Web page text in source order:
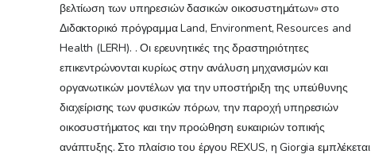
βελτίωση των υπηρεσιών δασικών οικοσυστημάτων» στο
Διδακτορικό πρόγραμμα Land, Environment, Resources and
Health (LERH). . Οι ερευνητικές της δραστηριότητες
επικεντρώνονται κυρίως στην ανάλυση μηχανισμών και
οργανωτικών μοντέλων για την υποστήριξη της υπεύθυνης
διαχείρισης των φυσικών πόρων, την παροχή υπηρεσιών
οικοσυστήματος και την προώθηση ευκαιριών τοπικής
ανάπτυξης. Στο πλαίσιο του έργου REXUS, η Giorgia εμπλέκεται